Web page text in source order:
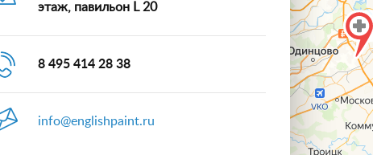
этаж, павильон L 20
8 495 414 28 38
info@englishpaint.ru